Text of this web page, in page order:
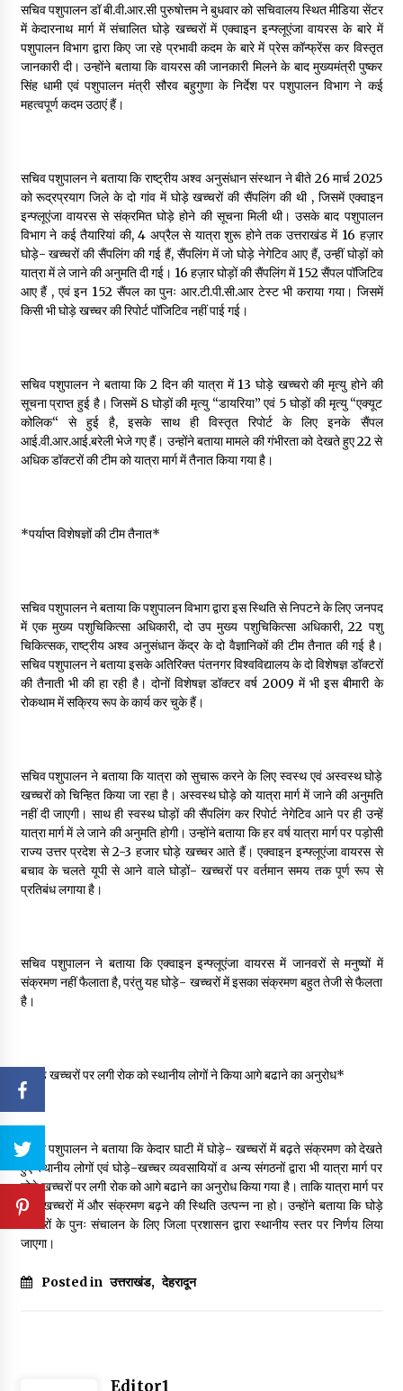
Thought Of The Day 12 May
May 12, 2022
Thought Of The Day 11 May
Thought Of The Day 10 May
May 10, 2022
Thought Of The Day 9 May
May 9, 2022
सचिव पशुपालन डॉ बी.वी.आर.सी पुरुषोत्तम ने बुधवार को सचिवालय स्थित मीडिया सेंटर
में केदारनाथ मार्ग में संचालित घोड़े खच्चरों में एक्वाइन इन्फ्लूएंजा वायरस के बारे में
पशुपालन विभाग द्वारा किए जा रहे प्रभावी कदम के बारे में प्रेस कॉन्फ्रेंस कर विस्तृत
जानकारी दी। उन्होंने बताया कि वायरस की जानकारी मिलने के बाद मुख्यमंत्री पुष्कर
सिंह धामी एवं पशुपालन मंत्री सौरव बहुगुणा के निर्देश पर पशुपालन विभाग ने कई
महत्वपूर्ण कदम उठाएं हैं।
सचिव पशुपालन ने बताया कि राष्ट्रीय अश्व अनुसंधान संस्थान ने बीते 26 मार्च 2025
को रूद्रप्रयाग जिले के दो गांव में घोड़े खच्चरों की सैंपलिंग की थी , जिसमें एक्वाइन
इन्फ्लूएंजा वायरस से संक्रमित घोड़े होने की सूचना मिली थी। उसके बाद पशुपालन
विभाग ने कई तैयारियां की, 4 अप्रैल से यात्रा शुरू होने तक उत्तराखंड में 16 हज़ार
घोड़े- खच्चरों की सैंपलिंग की गई हैं, सैंपलिंग में जो घोड़े नेगेटिव आए हैं, उन्हीं घोड़ों को
यात्रा में ले जाने की अनुमति दी गई। 16 हज़ार घोड़ों की सैंपलिंग में 152 सैंपल पॉजिटिव
आए हैं , एवं इन 152 सैंपल का पुनः आर.टी.पी.सी.आर टेस्ट भी कराया गया। जिसमें
किसी भी घोड़े खच्चर की रिपोर्ट पॉजिटिव नहीं पाई गई।
सचिव पशुपालन ने बताया कि 2 दिन की यात्रा में 13 घोड़े खच्चरो की मृत्यु होने की
सूचना प्राप्त हुई है। जिसमें 8 घोड़ों की मृत्यु “डायरिया” एवं 5 घोड़ों की मृत्यु “एक्यूट
कोलिक“ से हुई है, इसके साथ ही विस्तृत रिपोर्ट के लिए इनके सैंपल
आई.वी.आर.आई.बरेली भेजे गए हैं। उन्होंने बताया मामले की गंभीरता को देखते हुए 22 से
अधिक डॉक्टरों की टीम को यात्रा मार्ग में तैनात किया गया है।
*पर्याप्त विशेषज्ञों की टीम तैनात*
सचिव पशुपालन ने बताया कि पशुपालन विभाग द्वारा इस स्थिति से निपटने के लिए जनपद
में एक मुख्य पशुचिकित्सा अधिकारी, दो उप मुख्य पशुचिकित्सा अधिकारी, 22 पशु
चिकित्सक, राष्ट्रीय अश्व अनुसंधान केंद्र के दो वैज्ञानिकों की टीम तैनात की गई है।
सचिव पशुपालन ने बताया इसके अतिरिक्त पंतनगर विश्वविद्यालय के दो विशेषज्ञ डॉक्टरों
की तैनाती भी की हा रही है। दोनों विशेषज्ञ डॉक्टर वर्ष 2009 में भी इस बीमारी के
रोकथाम में सक्रिय रूप के कार्य कर चुके हैं।
सचिव पशुपालन ने बताया कि यात्रा को सुचारू करने के लिए स्वस्थ एवं अस्वस्थ घोड़े
खच्चरों को चिन्हित किया जा रहा है। अस्वस्थ घोड़े को यात्रा मार्ग में जाने की अनुमति
नहीं दी जाएगी। साथ ही स्वस्थ घोड़ों की सैंपलिंग कर रिपोर्ट नेगेटिव आने पर ही उन्हें
यात्रा मार्ग में ले जाने की अनुमति होगी। उन्होंने बताया कि हर वर्ष यात्रा मार्ग पर पड़ोसी
राज्य उत्तर प्रदेश से 2-3 हजार घोड़े खच्चर आते हैं। एक्वाइन इन्फ्लूएंजा वायरस से
बचाव के चलते यूपी से आने वाले घोड़ों- खच्चरों पर वर्तमान समय तक पूर्ण रूप से
प्रतिबंध लगाया है।
सचिव पशुपालन ने बताया कि एक्वाइन इन्फ्लूएंजा वायरस में जानवरों से मनुष्यों में
संक्रमण नहीं फैलाता है, परंतु यह घोड़े- खच्चरों में इसका संक्रमण बहुत तेजी से फैलता
है।
*घोड़े खच्चरों पर लगी रोक को स्थानीय लोगों ने किया आगे बढाने का अनुरोध*
सचिव पशुपालन ने बताया कि केदार घाटी में घोड़े- खच्चरों में बढ़ते संक्रमण को देखते
हुए स्थानीय लोगों एवं घोड़े-खच्चर व्यवसायियों व अन्य संगठनों द्वारा भी यात्रा मार्ग पर
घोड़े खच्चरों पर लगी रोक को आगे बढाने का अनुरोध किया गया है। ताकि यात्रा मार्ग पर
घोड़े खच्चरों में और संक्रमण बढ़ने की स्थिति उत्पन्न ना हो। उन्होंने बताया कि घोड़े
खच्चरों के पुनः संचालन के लिए जिला प्रशासन द्वारा स्थानीय स्तर पर निर्णय लिया
जाएगा।
Posted in उत्तराखंड, देहरादून
Editor1